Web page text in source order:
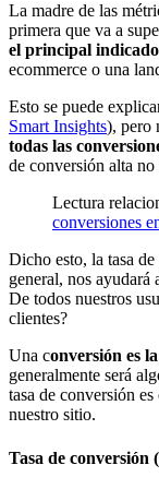
La madre de las
primera que va a
el principal
ecommerce o una
Esto se puede
Smart Insights), pero
todas las
de conversión alta
Lectura
conversiones
Dicho esto, la tasa
general, nos
De todos nuestros
clientes?
Una conversión es
generalmente será
tasa de conversión
nuestro sitio.
Tasa de conversión